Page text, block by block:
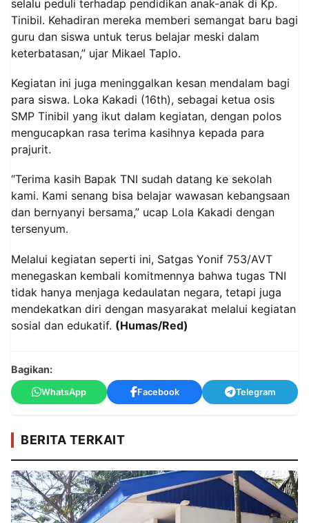
selalu peduli terhadap pendidikan anak-anak di Kp.
Tinibil. Kehadiran mereka memberi semangat baru bagi
guru dan siswa untuk terus belajar meski dalam
keterbatasan,” ujar Mikael Taplo.
Kegiatan ini juga meninggalkan kesan mendalam bagi
para siswa. Loka Kakadi (16th), sebagai ketua osis
SMP Tinibil yang ikut dalam kegiatan, dengan polos
mengucapkan rasa terima kasihnya kepada para
prajurit.
“Terima kasih Bapak TNI sudah datang ke sekolah
kami. Kami senang bisa belajar wawasan kebangsaan
dan bernyanyi bersama,” ucap Lola Kakadi dengan
tersenyum.
Melalui kegiatan seperti ini, Satgas Yonif 753/AVT
menegaskan kembali komitmennya bahwa tugas TNI
tidak hanya menjaga kedaulatan negara, tetapi juga
mendekatkan diri dengan masyarakat melalui kegiatan
sosial dan edukatif. (Humas/Red)
Bagikan:
WhatsApp Facebook Telegram
BERITA TERKAIT